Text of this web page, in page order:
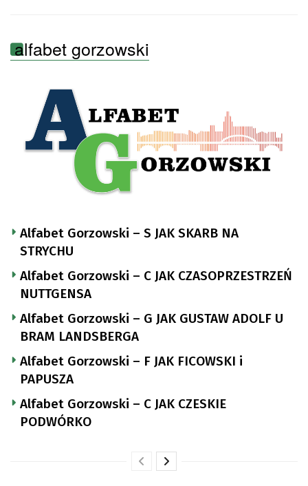
alfabet gorzowski
Alfabet Gorzowski – S JAK SKARB NA
STRYCHU
Alfabet Gorzowski – C JAK CZASOPRZESTRZEŃ
NUTTGENSA
Alfabet Gorzowski – G JAK GUSTAW ADOLF U
BRAM LANDSBERGA
Alfabet Gorzowski – F JAK FICOWSKI i
PAPUSZA
Alfabet Gorzowski – C JAK CZESKIE
PODWÓRKO